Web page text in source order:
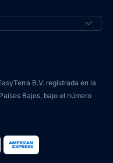
B.V. registrada en la
Bajos, bajo el número